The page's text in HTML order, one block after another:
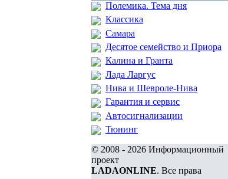
Полемика. Тема дня
Классика
Самара
Десятое семейство и Приора
Калина и Гранта
Лада Ларгус
Нива и Шевроле-Нива
Гарантия и сервис
Автосигнализации
Тюнинг
© 2008 - 2026 Информационный
проект
LADAONLINE. Все права